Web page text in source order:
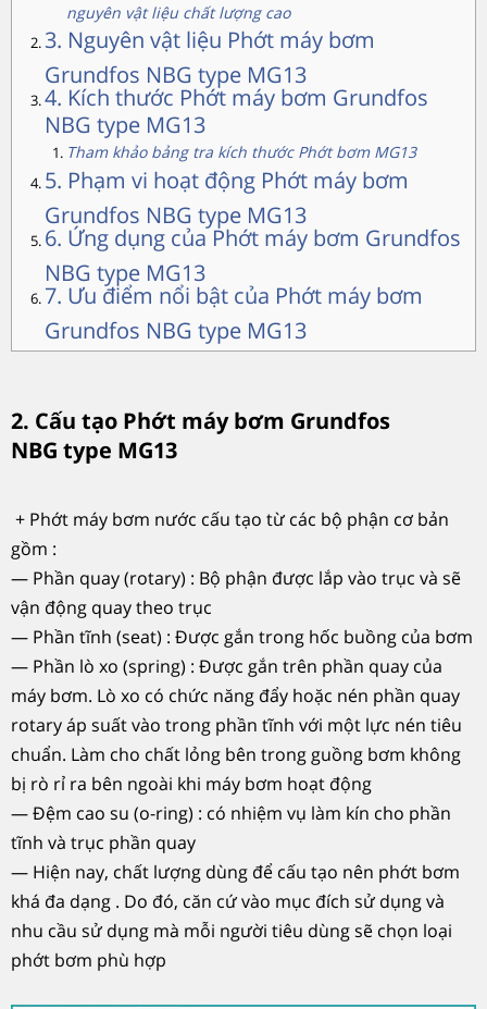
nguyên vật liệu chất lượng cao
3. Nguyên vật liệu Phớt máy bơm
Grundfos NBG type MG13
4. Kích thước Phớt máy bơm Grundfos
NBG type MG13
Tham khảo bảng tra kích thước Phớt bơm MG13
5. Phạm vi hoạt động Phớt máy bơm
Grundfos NBG type MG13
6. Ứng dụng của Phớt máy bơm Grundfos
NBG type MG13
7. Ưu điểm nổi bật của Phớt máy bơm
Grundfos NBG type MG13
2. Cấu tạo Phớt máy bơm Grundfos
NBG type MG13
+ Phớt máy bơm nước cấu tạo từ các bộ phận cơ bản
gồm :
— Phần quay (rotary) : Bộ phận được lắp vào trục và sẽ
vận động quay theo trục
— Phần tĩnh (seat) : Được gắn trong hốc buồng của bơm
— Phần lò xo (spring) : Được gắn trên phần quay của
máy bơm. Lò xo có chức năng đẩy hoặc nén phần quay
rotary áp suất vào trong phần tĩnh với một lực nén tiêu
chuẩn. Làm cho chất lỏng bên trong guồng bơm không
bị rò rỉ ra bên ngoài khi máy bơm hoạt động
— Đệm cao su (o-ring) : có nhiệm vụ làm kín cho phần
tĩnh và trục phần quay
— Hiện nay, chất lượng dùng để cấu tạo nên phớt bơm
khá đa dạng . Do đó, căn cứ vào mục đích sử dụng và
nhu cầu sử dụng mà mỗi người tiêu dùng sẽ chọn loại
phớt bơm phù hợp